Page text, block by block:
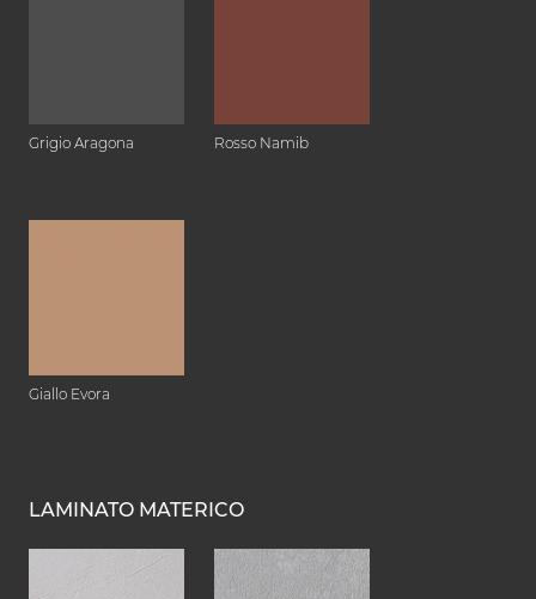
Grigio Aragona Rosso Namib
Giallo Evora
LAMINATO MATERICO